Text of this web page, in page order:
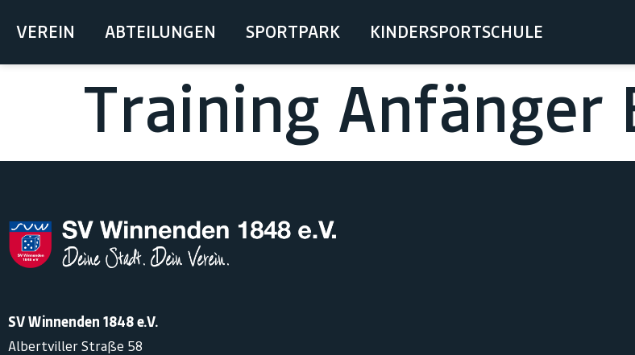
springen
VEREIN ABTEILUNGEN SPORTPARK KINDERSPORTSCHULE
Training Anfänger
SV Winnenden 1848 e.V.
Albertviller Straße 58